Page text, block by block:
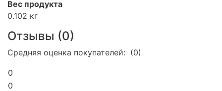
Вес продукта
0.102 кг
Отзывы (0)
Средняя оценка покупателей: (0)
0
0